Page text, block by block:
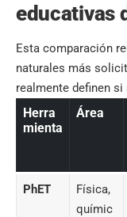
educativas
Esta comparación
naturales más
realmente definen
Herra
mienta
Área
PhET
Física,
químic